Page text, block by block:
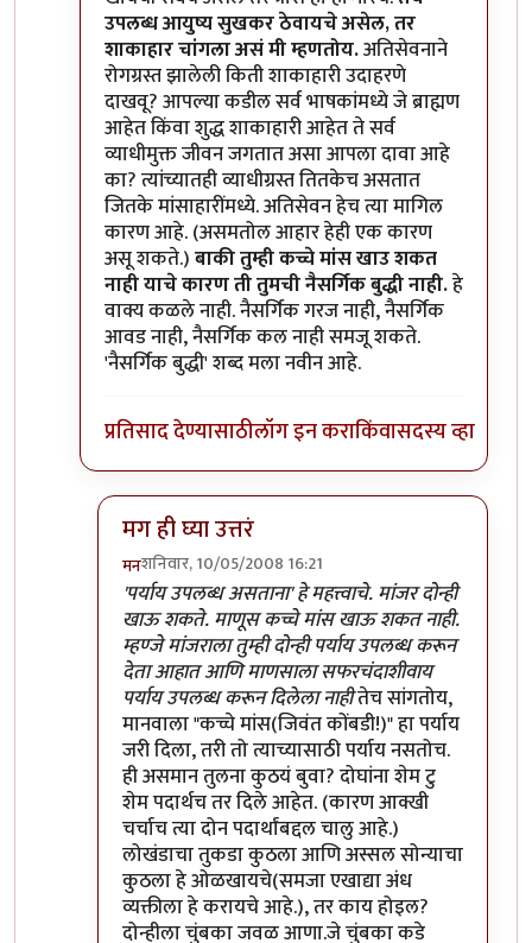
उपलब्ध आयुष्य सुखकर ठेवायचे असेल, तर
शाकाहार चांगला असं मी म्हणतोय.अतिसेवनाने
रोगग्रस्त झालेली किती शाकाहारी उदाहरणे
दाखवू? आपल्या कडील सर्व भाषकांमध्ये जे ब्राह्मण
आहेत किंवा शुद्ध शाकाहारी आहेत ते सर्व
व्याधीमुक्त जीवन जगतात असा आपला दावा आहे
का? त्यांच्यातही व्याधीग्रस्त तितकेच असतात
जितके मांसाहारींमध्ये. अतिसेवन हेच त्या मागिल
कारण आहे. (असमतोल आहार हेही एक कारण
असू शकते.)बाकी तुम्ही कच्चे मांस खाउ शकत
नाही याचे कारण ती तुमची नैसर्गिक बुद्धी नाही.हे
वाक्य कळले नाही. नैसर्गिक गरज नाही, नैसर्गिक
आवड नाही, नैसर्गिक कल नाही समजू शकते.
'नैसर्गिक बुद्धी' शब्द मला नवीन आहे.
प्रतिसाद देण्यासाठीलॉग इन कराकिंवासदस्य व्हा
मग ही घ्या उत्तरं
मनशनिवार, 10/05/2008 16:21
In reply toमीbyप्रभाकर पेठकर
'पर्याय उपलब्ध असताना' हे महत्त्वाचे. मांजर दोन्ही
खाऊ शकते. माणूस कच्चे मांस खाऊ शकत नाही.
म्हण्जे मांजराला तुम्ही दोन्ही पर्याय उपलब्ध करून
देता आहात आणि माणसाला सफरचंदाशीवाय
पर्याय उपलब्ध करून दिलेला नाहीतेच सांगतोय,
मानवाला "कच्चे मांस(जिवंत कोंबडी!)" हा पर्याय
जरी दिला, तरी तो त्याच्यासाठी पर्याय नसतोच.
ही असमान तुलना कुठयं बुवा? दोघांना शेम टु
शेम पदार्थच तर दिले आहेत. (कारण आक्खी
चर्चाच त्या दोन पदार्थांबद्दल चालु आहे.)
लोखंडाचा तुकडा कुठला आणि अस्सल सोन्याचा
कुठला हे ओळखायचे(समजा एखाद्या अंध
व्यक्तीला हे करायचे आहे.), तर काय होइल?
दोन्हीला चुंबका जवळ आणा.जे चुंबका कडे